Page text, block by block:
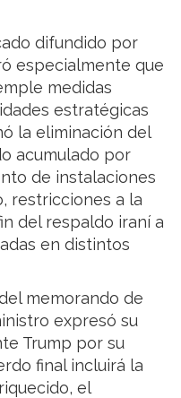
difundido por
especialmente que
medidas
estratégicas
la eliminación del
acumulado por
de instalaciones
restricciones a la
del respaldo iraní a
en distintos
memorando de
expresó su
Trump por su
final incluirá la
el